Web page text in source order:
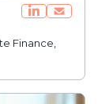
Finance,